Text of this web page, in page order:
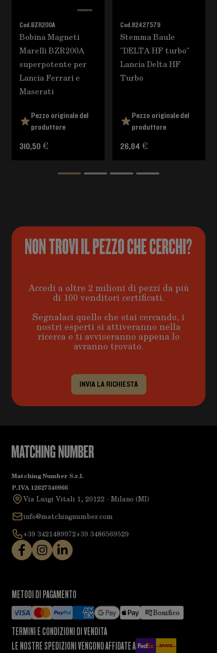
Cod.BZR200A
Bobina Magneti
Marelli BZR200A
superpotente per
Lancia Ferrari e
Maserati
Pezzo originale del
produttore
310,50 €
Cod.82427579
Stemma Baule
"DELTA HF turbo"
Lancia Delta HF
Turbo
Pezzo originale del
produttore
26,84 €
NON TROVI IL PEZZO CHE CERCHI?
Accedi a oltre 2 milioni di pezzi da più
di 100 venditori certificati.
Segnalaci quello che stai cercando, i
nostri esperti si attiveranno nella
ricerca e ti avviseranno appena lo
avranno trovato.
INVIA LA RICHIESTA
Matching Number S.r.l.
P.IVA 12627340966
Via Luigi Vitali 1, 20122 - Milano (MI)
info@matchingnumber.com
+39 3421489972+39 3486569529
METODI DI PAGAMENTO
Bonifico
TERMINI E CONDIZIONI DI VENDITA
LE NOSTRE SPEDIZIONI VENGONO AFFIDATE A